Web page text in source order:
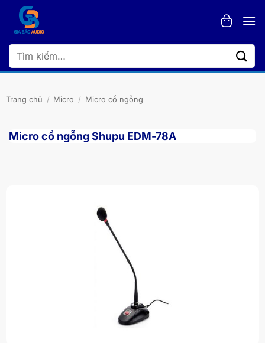
dung
Tìm
kiếm:
Trang chủ / Micro / Micro cổ ngỗng
Micro cổ ngỗng Shupu EDM-78A